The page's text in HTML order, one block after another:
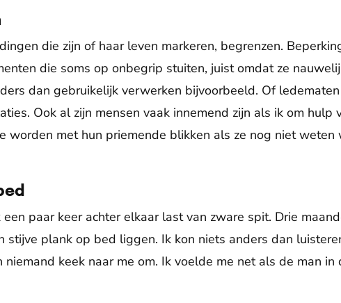
die zijn of haar leven markeren, begrenzen.
die soms op onbegrip stuiten, juist omdat ze
dan gebruikelijk verwerken bijvoorbeeld. Of
Ook al zijn mensen vaak innemend zijn als ik om hulp
worden met hun priemende blikken als ze nog niet weten
paar keer achter elkaar last van zware spit. Drie
stijve plank op bed liggen. Ik kon niets anders dan
niemand keek naar me om. Ik voelde me net als de man